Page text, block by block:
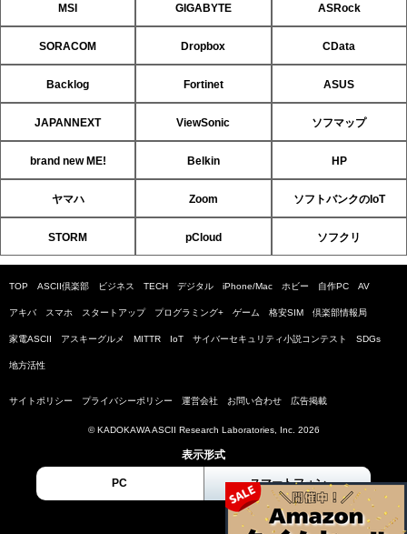
MSI GIGABYTE ASRock
SORACOM Dropbox CData
Backlog Fortinet ASUS
JAPANNEXT ViewSonic ソフマップ
brand new ME! Belkin HP
ヤマハ Zoom ソフトバンクのIoT
STORM pCloud ソフクリ
TOP ASCII倶楽部 ビジネス TECH デジタル iPhone/Mac ホビー 自作PC AV
アキバ スマホ スタートアップ プログラミング+ ゲーム 格安SIM 倶楽部情報局
家電ASCII アスキーグルメ MITTR IoT サイバーセキュリティ小説コンテスト SDGs
地方活性
サイトポリシー プライバシーポリシー 運営会社 お問い合わせ 広告掲載
© KADOKAWA ASCII Research Laboratories, Inc. 2026
表示形式
PC スマートフォン